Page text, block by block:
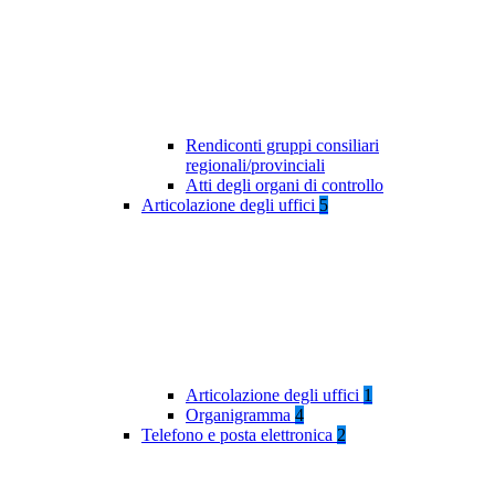
Rendiconti gruppi consiliari
regionali/provinciali
Atti degli organi di controllo
Articolazione degli uffici 5
Articolazione degli uffici 1
Organigramma 4
Telefono e posta elettronica 2